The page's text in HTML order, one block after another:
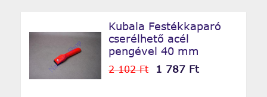
Kubala Festékkaparó
cserélhető acél
pengével 40 mm
2 102 Ft 1 787 Ft